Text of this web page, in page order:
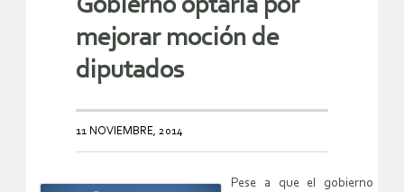
Gobierno optaría por
mejorar moción de
diputados
11 NOVIEMBRE, 2014
Pese a que el gobierno